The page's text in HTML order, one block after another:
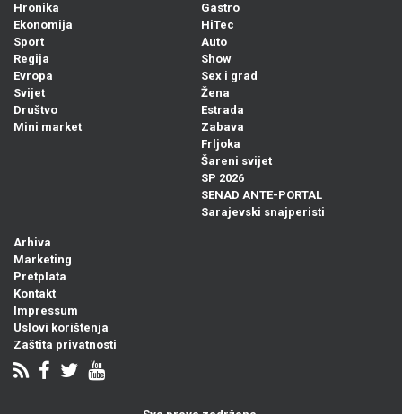
Hronika
Ekonomija
Sport
Regija
Evropa
Svijet
Društvo
Mini market
Gastro
HiTec
Auto
Show
Sex i grad
Žena
Estrada
Zabava
Frljoka
Šareni svijet
SP 2026
SENAD ANTE-PORTAL
Sarajevski snajperisti
Arhiva
Marketing
Pretplata
Kontakt
Impressum
Uslovi korištenja
Zaštita privatnosti